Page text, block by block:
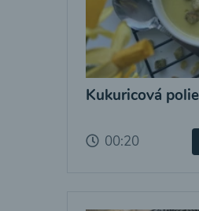
Kukuricová
00:20